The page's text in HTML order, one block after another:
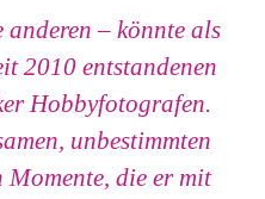
– könnte als
2010 entstandenen
Hobbyfotografen.
unbestimmten
die er mit